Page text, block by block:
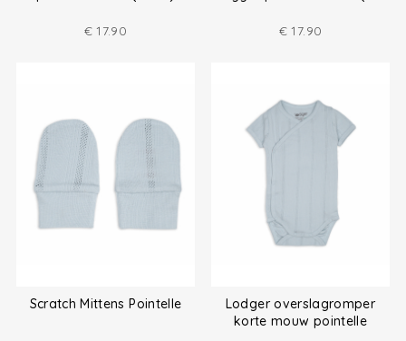
€ 17.90
€ 17.90
Scratch Mittens Pointelle
Lodger overslagromper
korte mouw pointelle